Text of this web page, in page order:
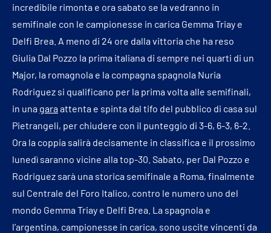
incredibile rimonta e ora sabato se la vedranno in
semifinale con le campionesse in carica Gemma Triay e
Delfi Brea. A meno di 24 ore dalla vittoria che ha reso
Giulia Dal Pozzo la prima italiana di sempre nei quarti di un
Major, la romagnola e la compagna spagnola Nuria
Rodriguez si qualificano per la prima volta alle semifinali,
in una garaattenta e spinta dal tifo del pubblico di casa sul
Pietrangeli, per chiudere con il punteggio di 3-6, 6-3, 6-2.
Ora la coppia salirà decisamente in classifica e il prossimo
lunedì saranno vicine alla top-30. Sabato, per Dal Pozzo e
Rodriguez sarà una storica semifinale a Roma, finalmente
sul Centrale del Foro Italico, contro le numero uno del
mondo Gemma Triay e Delfi Brea. La spagnola e
l’argentina, campionesse in carica, sono uscite vincenti da